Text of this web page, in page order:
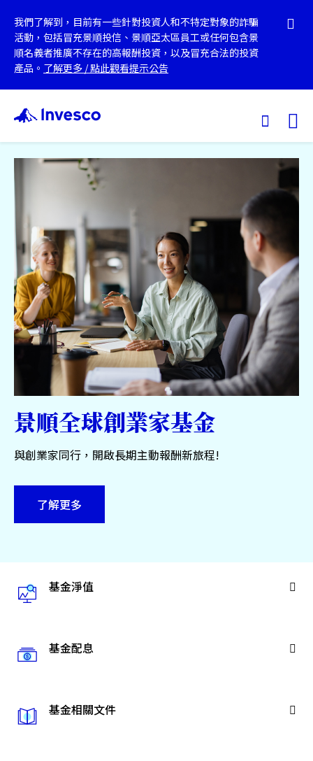
我們的基金
投資觀點
投資教育
服務中心
永續專區
關於景順
台灣
聯絡我們
我們了解到，目前有一些針對投資人和不特定對象的詐騙
活動，包括冒充景順投信、景順亞太區員工或任何包含景
順名義者推廣不存在的高報酬投資，以及冒充合法的投資
產品。 了解更多 /點此觀看提示公告
景順全球創業家基金
與創業家同行，開啟長期主動報酬新旅程!
了解更多
基金淨值
基金配息
基金相關文件